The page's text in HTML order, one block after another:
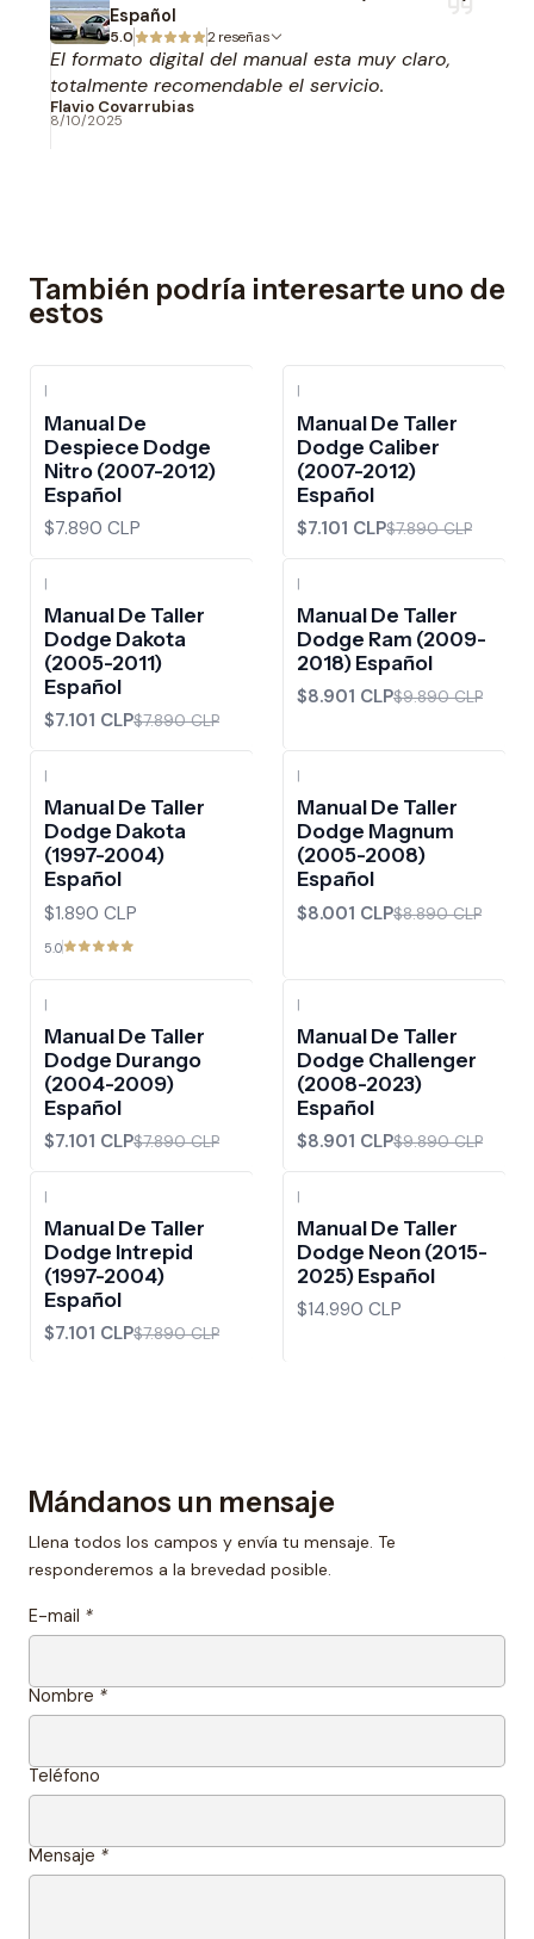
Español
5.0 2 reseñas
El formato digital del manual esta muy claro,
totalmente recomendable el servicio.
Flavio Covarrubias
8/10/2025
También podría interesarte uno de
estos
|
Manual De
Despiece Dodge
Nitro (2007-2012)
Español
$7.890 CLP
|
Manual De Taller
Dodge Caliber
(2007-2012)
Español
$7.101 CLP$7.890 CLP
|
Manual De Taller
Dodge Dakota
(2005-2011)
Español
$7.101 CLP$7.890 CLP
|
Manual De Taller
Dodge Ram (2009-
2018) Español
$8.901 CLP$9.890 CLP
|
Manual De Taller
Dodge Dakota
(1997-2004)
Español
$1.890 CLP
5.0
|
Manual De Taller
Dodge Magnum
(2005-2008)
Español
$8.001 CLP$8.890 CLP
|
Manual De Taller
Dodge Durango
(2004-2009)
Español
$7.101 CLP$7.890 CLP
|
Manual De Taller
Dodge Challenger
(2008-2023)
Español
$8.901 CLP$9.890 CLP
|
Manual De Taller
Dodge Intrepid
(1997-2004)
Español
$7.101 CLP$7.890 CLP
|
Manual De Taller
Dodge Neon (2015-
2025) Español
$14.990 CLP
Mándanos un mensaje
Llena todos los campos y envía tu mensaje. Te
responderemos a la brevedad posible.
E-mail *
Nombre *
Teléfono
Mensaje *